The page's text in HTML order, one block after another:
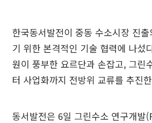
한국동서발전이 중동 수소시장 진
기 위한 본격적인 기술 협력에 나섰
원이 풍부한 요르단과 손잡고, 그린
터 사업화까지 전방위 교류를 추진
동서발전은 6일 그린수소 연구개발